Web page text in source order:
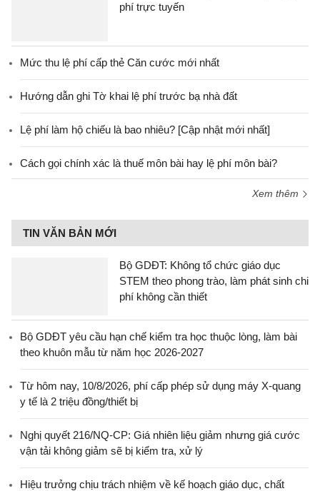
phí trực tuyến
Mức thu lệ phí cấp thẻ Căn cước mới nhất
Hướng dẫn ghi Tờ khai lệ phí trước bạ nhà đất
Lệ phí làm hộ chiếu là bao nhiêu? [Cập nhật mới nhất]
Cách gọi chính xác là thuế môn bài hay lệ phí môn bài?
Xem thêm
TIN VĂN BẢN MỚI
Bộ GDĐT: Không tổ chức giáo dục
STEM theo phong trào, làm phát sinh chi
phí không cần thiết
Bộ GDĐT yêu cầu hạn chế kiểm tra học thuộc lòng, làm bài
theo khuôn mẫu từ năm học 2026-2027
Từ hôm nay, 10/8/2026, phí cấp phép sử dụng máy X-quang
y tế là 2 triệu đồng/thiết bị
Nghị quyết 216/NQ-CP: Giá nhiên liệu giảm nhưng giá cước
vận tải không giảm sẽ bị kiểm tra, xử lý
Hiệu trưởng chịu trách nhiệm về kế hoạch giáo dục, chất